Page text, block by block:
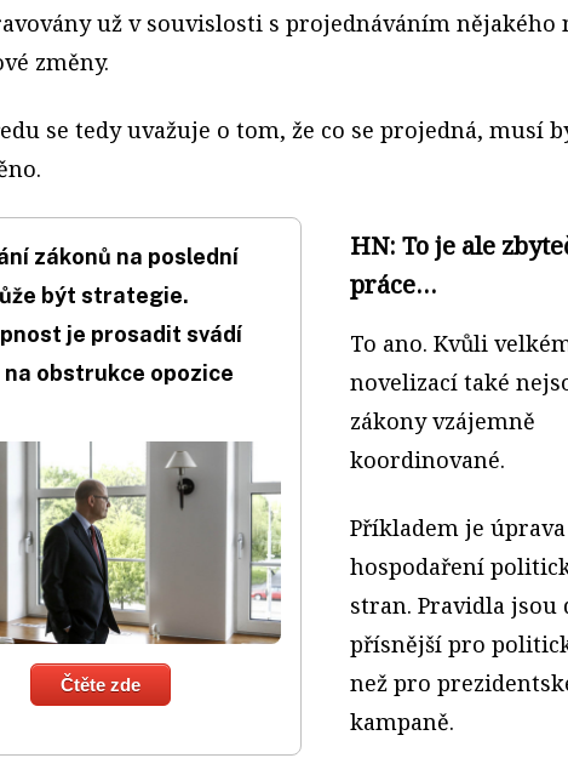
už v souvislosti s projednáváním nějakého
změny.
se tedy uvažuje o tom, že co se projedná, musí
zákonů na poslední
být strategie.
je prosadit svádí
obstrukce opozice
Čtěte zde
HN: To je ale
práce…
To ano. Kvůli
novelizací také
zákony vzájemně
koordinované.
Příkladem je úprava
hospodaření
stran. Pravidla jsou
přísnější pro
než pro
kampaně.